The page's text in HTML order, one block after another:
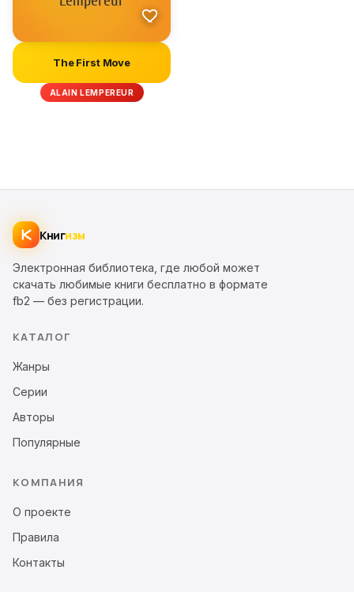
The First Move
ALAIN LEMPEREUR
Книгизм
Электронная библиотека, где любой может
скачать любимые книги бесплатно в формате
fb2 — без регистрации.
КАТАЛОГ
Жанры
Серии
Авторы
Популярные
КОМПАНИЯ
О проекте
Правила
Контакты